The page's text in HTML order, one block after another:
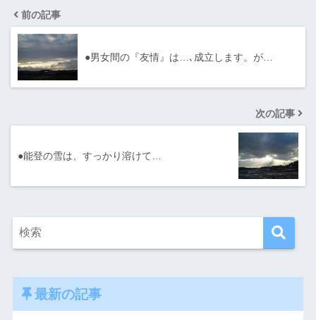
前の記事
●男女間の『友情』は…､成立します。が…
次の記事
●能登の雪は、すっかり溶けて…
最新の記事